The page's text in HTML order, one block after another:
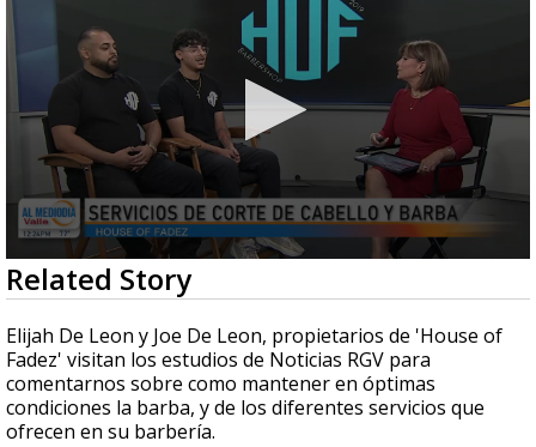
0
seconds
of
5
minutes,
1
second
Related Story
Elijah De Leon y Joe De Leon, propietarios de 'House of
Fadez' visitan los estudios de Noticias RGV para
comentarnos sobre como mantener en óptimas
condiciones la barba, y de los diferentes servicios que
ofrecen en su barbería.